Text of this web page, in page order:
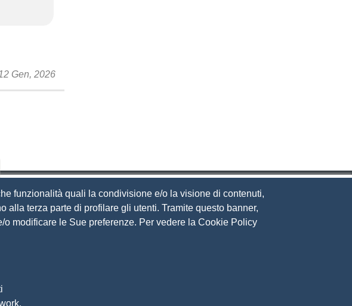
Gen, 2026
funzionalità quali la condivisione e/o la visione di contenuti,
terza parte di profilare gli utenti. Tramite questo banner,
modificare le Sue preferenze. Per vedere la Cookie Policy